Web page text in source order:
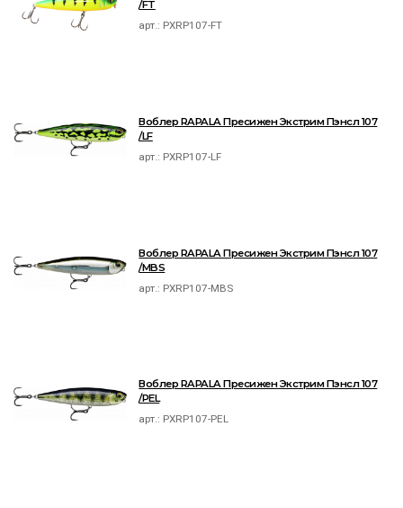
/FT
арт.: PXRP107-FT
Воблер RAPALA Пресижен Экстрим Пэнсл 107
/LF
арт.: PXRP107-LF
Воблер RAPALA Пресижен Экстрим Пэнсл 107
/MBS
арт.: PXRP107-MBS
Воблер RAPALA Пресижен Экстрим Пэнсл 107
/PEL
арт.: PXRP107-PEL